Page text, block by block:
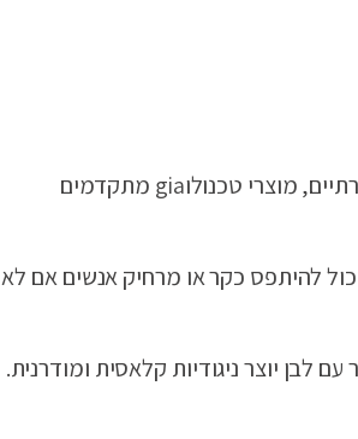
שחור הוא צבע הסמכות, הכוח והאלגנטיות. הוא מעביר תחושות של בלעדיות, מתחכמות ויוקרה. מותגי אופנה יוקרתיים, מוצרי טכנולוgia מתקדמים
להיתפס כקר או מרחיק אנשים אם לא
לבן יוצר ניגודיות קלאסית ומודרנית.